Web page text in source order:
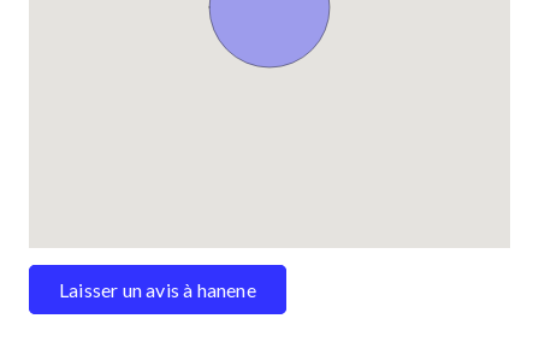
Laisser un avis à hanene